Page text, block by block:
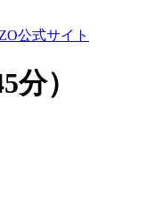
公式サイト
）